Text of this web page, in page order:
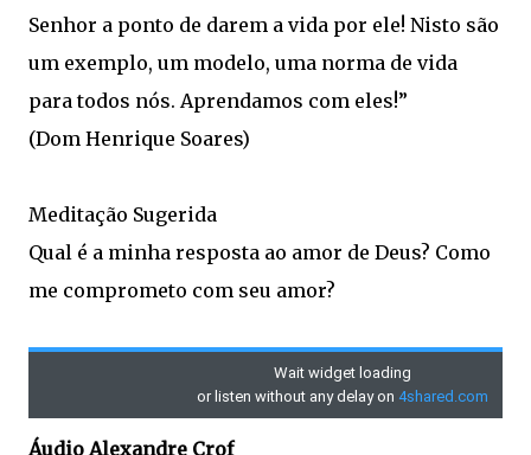
Senhor a ponto de darem a vida por ele! Nisto são
um exemplo, um modelo, uma norma de vida
para todos nós. Aprendamos com eles!”
(Dom Henrique Soares)
Meditação Sugerida
Qual é a minha resposta ao amor de Deus? Como
me comprometo com seu amor?
Áudio Alexandre Crof